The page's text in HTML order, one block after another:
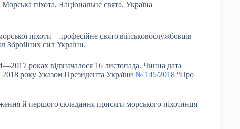
Морська піхота, Національне свято, Україна
піхоти – професійне свято військовослужбовців
Збройних сил України.
роках відзначалося 16 листопада. Чинна дата
2018 року Указом Президента України № 145/2018 “Про
й першого складання присяги морського піхотинця